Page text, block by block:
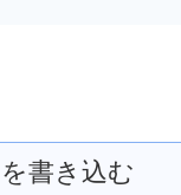
書き込む